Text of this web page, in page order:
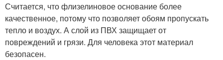
Считается, что флизелиновое основание более
качественное, потому что позволяет обоям пропускать
тепло и воздух. А слой из ПВХ защищает от
повреждений и грязи. Для человека этот материал
безопасен.